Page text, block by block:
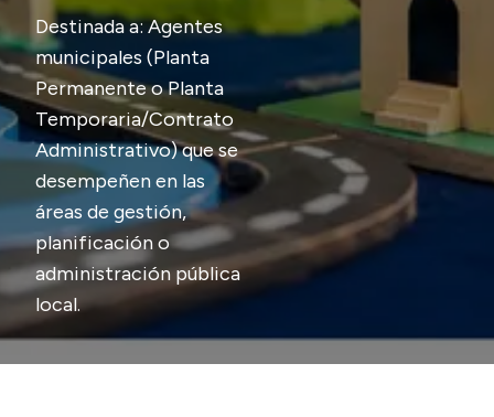
Compras y licitaciones
Consulta de expedientes
Consulta de pago a proveedores
Convocatorias
Intranet
Login
Destinada a: Agentes
municipales (Planta
Permanente o Planta
Temporaria/Contrato
Administrativo) que se
desempeñen en las
áreas de gestión,
planificación o
administración pública
local.